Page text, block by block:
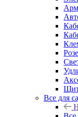
Все для